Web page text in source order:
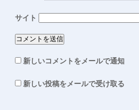
サイト
新しいコメントをメールで通知
新しい投稿をメールで受け取る